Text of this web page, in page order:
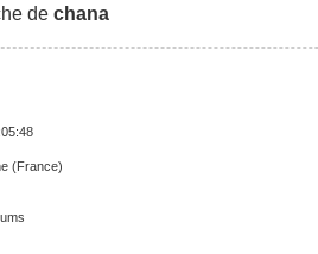
de chana
(France)